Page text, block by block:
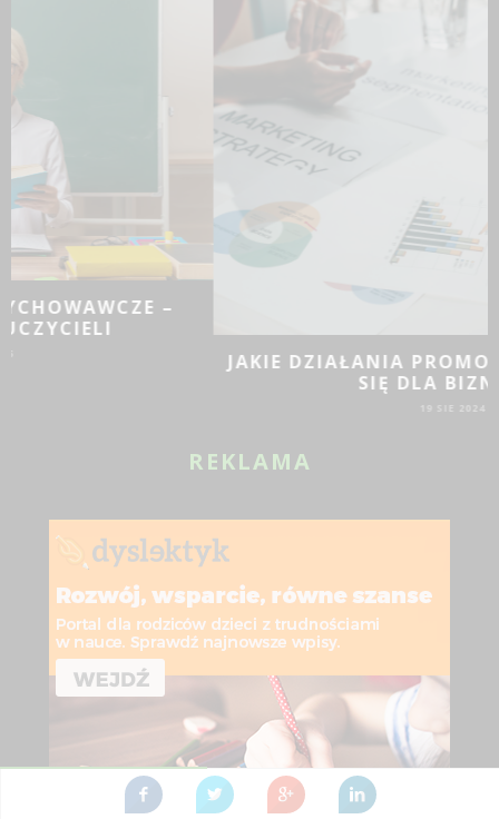
JAKIE DZIAŁANIA PROMOCYJNE SPRAWDZĄ
REKLAMA